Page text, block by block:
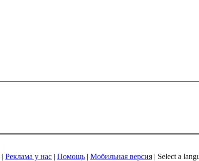
| Реклама у нас | Помощь | Мобильная версия | Select a